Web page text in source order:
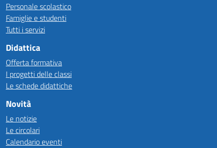
Personale scolastico
Famiglie e studenti
Tutti i servizi
Didattica
Offerta formativa
I progetti delle classi
Le schede didattiche
Novità
Le notizie
Le circolari
Calendario eventi